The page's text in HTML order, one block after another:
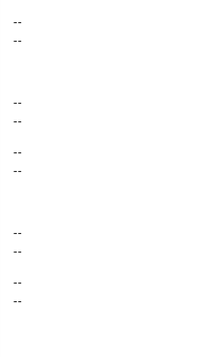
--
--
--
--
--
--
--
--
--
--